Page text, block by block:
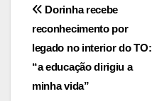
Post
navigation
Dorinha recebe
reconhecimento por
legado no interior do TO:
“a educação dirigiu a
minha vida”